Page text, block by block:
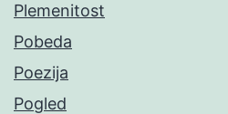
Plemenitost
Pobeda
Poezija
Pogled